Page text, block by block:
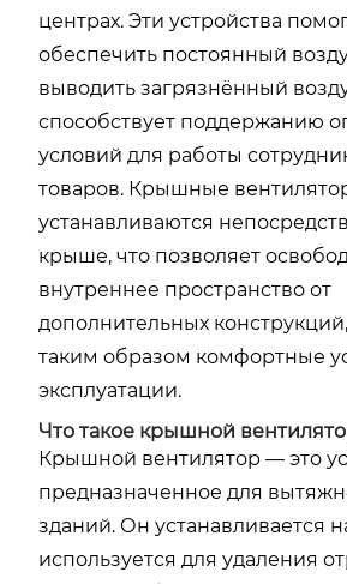
центрах. Эти устройства
обеспечить постоянный
выводить загрязнённый
способствует поддержанию
условий для работы
товаров. Крышные
устанавливаются
крыше, что позволяет
внутреннее пространство от
дополнительных
таким образом комфортные
эксплуатации.
Что такое крышной
Крышной вентилятор — это
предназначенное для
зданий. Он устанавливается
используется для удаления